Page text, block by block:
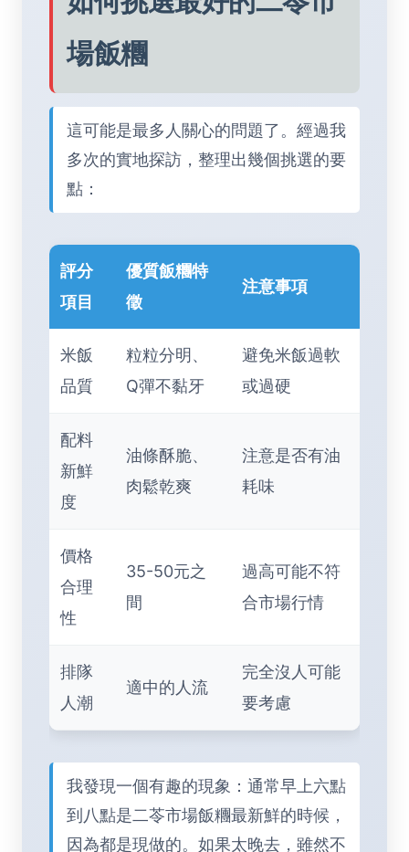
場飯糰
這可能是最多人關心的問題了。經過我
多次的實地探訪，整理出幾個挑選的要
點：
評分
項目
優質飯糰特
徵
注意事項
米飯
品質
粒粒分明、
Q彈不黏牙
避免米飯過軟
或過硬
配料
新鮮
度
油條酥脆、
肉鬆乾爽
注意是否有油
耗味
價格
合理
性
35-50元之
間
過高可能不符
合市場行情
排隊
人潮
適中的人流
完全沒人可能
要考慮
我發現一個有趣的現象：通常早上六點
到八點是二苓市場飯糰最新鮮的時候，
因為都是現做的。如果太晚去，雖然不